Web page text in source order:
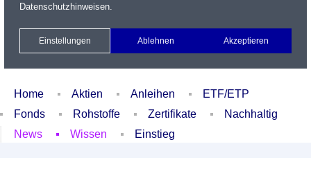
Xetra Realtime
Watchlist Portfolio Login
Home Aktien Anleihen
ETF/ETP
Fonds
Rohstoffe Zertifikate
Nachhaltig
News
Wissen Einstieg
Datenschutzhinweisen.
Einstellungen Ablehnen Akzeptieren